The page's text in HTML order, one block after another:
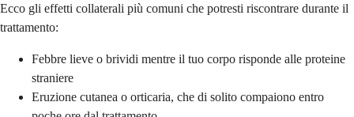
Ecco gli effetti collaterali più comuni che potresti riscontrare durante il
trattamento:
Febbre lieve o brividi mentre il tuo corpo risponde alle proteine ​​
straniere
Eruzione cutanea o orticaria, che di solito compaiono entro